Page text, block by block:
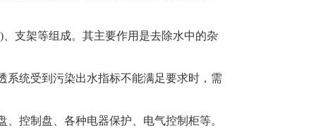
架等组成。其主要作用是去除水中的杂
统受到污染出水指标不能满足要求时，需
制盘、各种电器保护、电气控制柜等。